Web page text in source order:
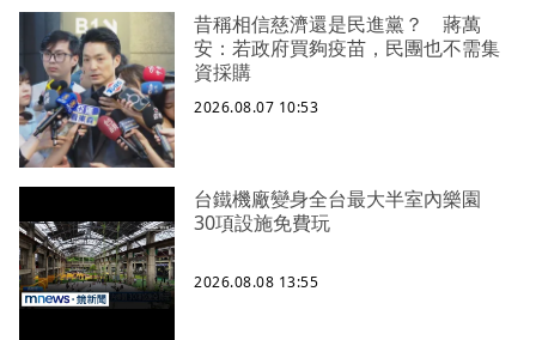
昔稱相信慈濟還是民進黨？ 蔣萬
安：若政府買夠疫苗，民團也不需集
資採購
2026.08.07 10:53
台鐵機廠變身全台最大半室內樂園
30項設施免費玩
2026.08.08 13:55